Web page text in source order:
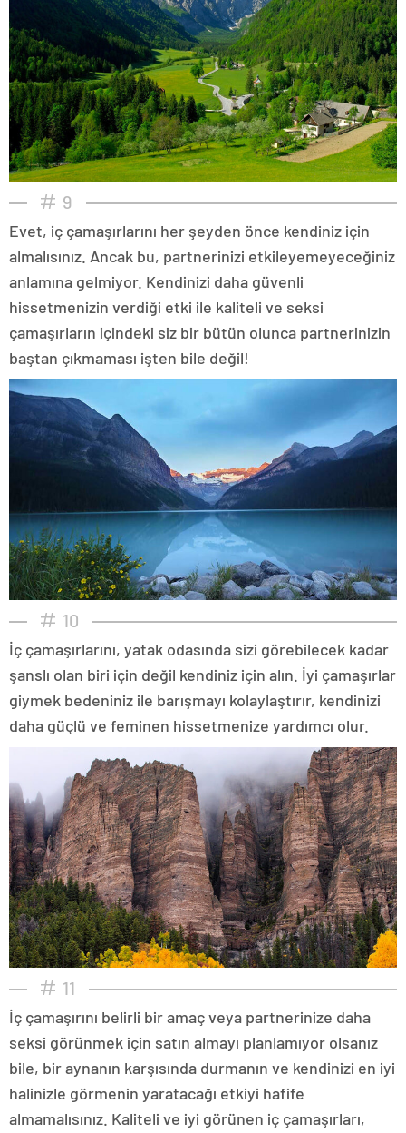
9
Evet, iç çamaşırlarını her şeyden önce kendiniz için
almalısınız. Ancak bu, partnerinizi etkileyemeyeceğiniz
anlamına gelmiyor. Kendinizi daha güvenli
hissetmenizin verdiği etki ile kaliteli ve seksi
çamaşırların içindeki siz bir bütün olunca partnerinizin
baştan çıkmaması işten bile değil!
10
İç çamaşırlarını, yatak odasında sizi görebilecek kadar
şanslı olan biri için değil kendiniz için alın. İyi çamaşırlar
giymek bedeniniz ile barışmayı kolaylaştırır, kendinizi
daha güçlü ve feminen hissetmenize yardımcı olur.
11
İç çamaşırını belirli bir amaç veya partnerinize daha
seksi görünmek için satın almayı planlamıyor olsanız
bile, bir aynanın karşısında durmanın ve kendinizi en iyi
halinizle görmenin yaratacağı etkiyi hafife
almamalısınız. Kaliteli ve iyi görünen iç çamaşırları,